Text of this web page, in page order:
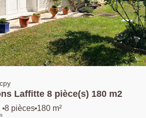
Laffitte 8 pièce(s) 180 m2
8 pièces 180 m²